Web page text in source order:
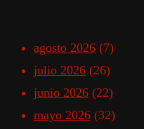
agosto 2026 (7)
julio 2026 (26)
junio 2026 (22)
mayo 2026 (32)